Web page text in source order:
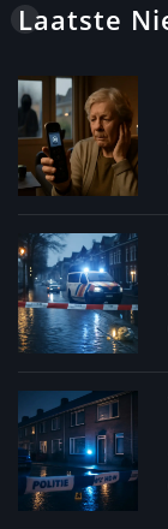
Laatste